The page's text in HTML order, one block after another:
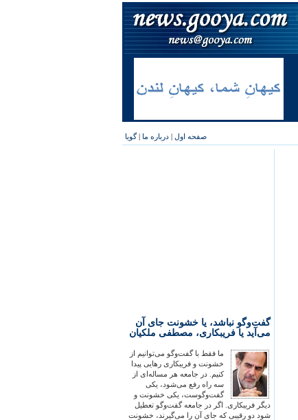
صفحه اول | درباره ما |گویا
گفت‌وگو نباشد، یا خشونت جای آن
می‌آید یا فریبکاری، مصطفی ملکیان
ما فقط با گفت‌وگو می‌توانیم از
خشونت و فریبکاری رهایی پیدا
کنیم. در جامعه هر مساله‌ای از
سه راه رفع می‌شود، یکی
گفت‌وگوست، یکی خشونت و
دیگر فریبکاری. اگر در جامعه گفت‌وگو تعطیل
شود دو رقیبی که جای آن را می‌گیرند، خشونت